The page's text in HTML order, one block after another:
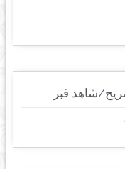
شاهد قبر